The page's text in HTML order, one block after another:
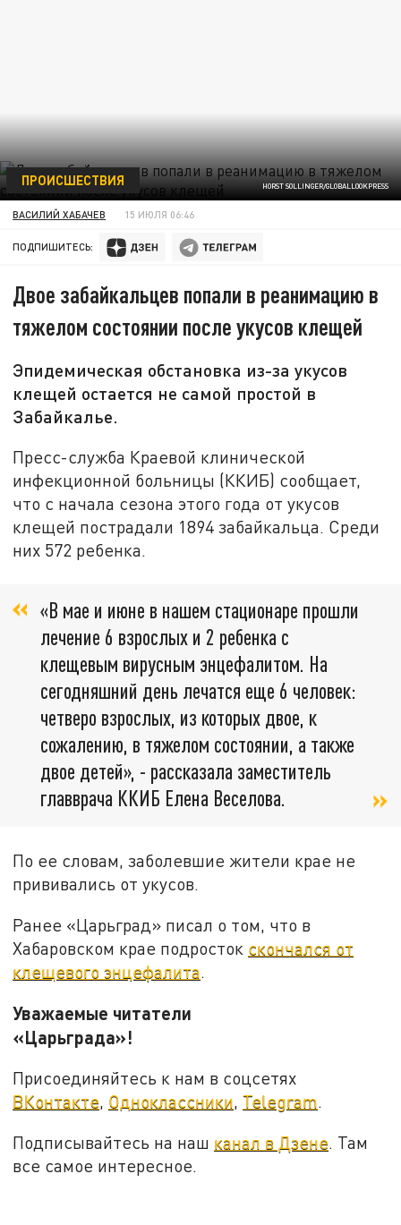
HORST SOLLINGER/GLOBALLOOKPRESS
ПРОИСШЕСТВИЯ
ВАСИЛИЙ ХАБАЧЕВ 15 ИЮЛЯ 06:46
ПОДПИШИТЕСЬ:
Двое забайкальцев попали в реанимацию в
тяжелом состоянии после укусов клещей
Эпидемическая обстановка из-за укусов
клещей остается не самой простой в
Забайкалье.
Пресс-служба Краевой клинической
инфекционной больницы (ККИБ) сообщает,
что с начала сезона этого года от укусов
клещей пострадали 1894 забайкальца. Среди
них 572 ребенка.
«В мае и июне в нашем стационаре прошли
лечение 6 взрослых и 2 ребенка с
клещевым вирусным энцефалитом. На
сегодняшний день лечатся еще 6 человек:
четверо взрослых, из которых двое, к
сожалению, в тяжелом состоянии, а также
двое детей», - рассказала заместитель
главврача ККИБ Елена Веселова.
По ее словам, заболевшие жители крае не
прививались от укусов.
Ранее «Царьград» писал о том, что в
Хабаровском крае подросток скончался от
клещевого энцефалита.
Уважаемые читатели
«Царьграда»!
Присоединяйтесь к нам в соцсетях
ВКонтакте, Одноклассники, Telegram.
Подписывайтесь на наш канал в Дзене. Там
все самое интересное.